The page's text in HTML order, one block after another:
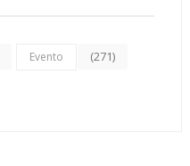
Evento (271)